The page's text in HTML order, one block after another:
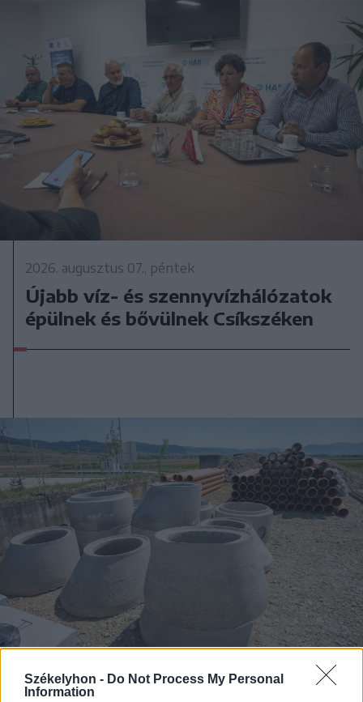
Székelyhon - Do Not Process My Personal
Information
2026. augusztus 07., péntek
Újabb víz- és szennyvízhálózatok
épülnek és bővülnek Csíkszéken
2026. augusztus 06., csütörtök